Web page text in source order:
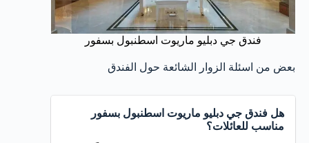
فندق جي دبليو ماريوت اسطنبول بسفور
بعض من اسئلة الزوار الشائعة حول الفندق
هل فندق جي دبليو ماريوت اسطنبول بسفور
مناسب للعائلات؟